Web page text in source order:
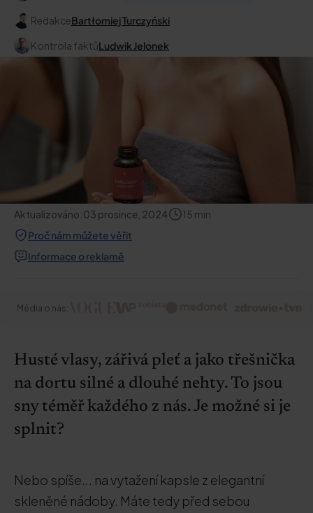
RedakceBartłomiej Turczyński
Kontrola faktůLudwik Jelonek
Aktualizováno:03 prosince, 2024 15 min
Proč nám můžete věřit
Informace o reklamě
Média o nás:
Husté vlasy, zářivá pleť a jako třešnička
na dortu silné a dlouhé nehty. To jsou
sny téměř každého z nás. Je možné si je
splnit?
Nebo spíše... na vytažení kapsle z elegantní
skleněné nádoby. Máte tedy před sebou